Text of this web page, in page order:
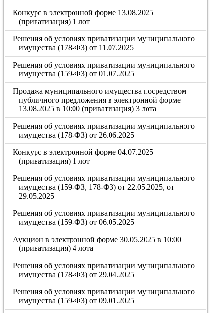
Конкурс в электронной форме 13.08.2025
(приватизация) 1 лот
Решения об условиях приватизации муниципального
имущества (178-ФЗ) от 11.07.2025
Решения об условиях приватизации муниципального
имущества (159-ФЗ) от 01.07.2025
Продажа муниципального имущества посредством
публичного предложения в электронной форме
13.08.2025 в 10:00 (приватизация) 3 лота
Решения об условиях приватизации муниципального
имущества (178-ФЗ) от 26.06.2025
Конкурс в электронной форме 04.07.2025
(приватизация) 1 лот
Решения об условиях приватизации муниципального
имущества (159-ФЗ, 178-ФЗ) от 22.05.2025, от
29.05.2025
Решения об условиях приватизации муниципального
имущества (159-ФЗ) от 06.05.2025
Аукцион в электронной форме 30.05.2025 в 10:00
(приватизация) 4 лота
Решения об условиях приватизации муниципального
имущества (178-ФЗ) от 29.04.2025
Решения об условиях приватизации муниципального
имущества (159-ФЗ) от 09.01.2025